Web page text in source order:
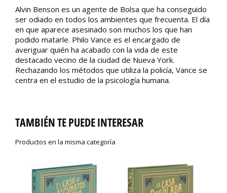
Alvin Benson es un agente de Bolsa que ha conseguido
ser odiado en todos los ambientes que frecuenta. El día
en que aparece asesinado son muchos los que han
podido matarle. Philo Vance es el encargado de
averiguar quién ha acabado con la vida de este
destacado vecino de la ciudad de Nueva York.
Rechazando los métodos que utiliza la policía, Vance se
centra en el estudio de la psicología humana.
TAMBIÉN TE PUEDE INTERESAR
Productos en la misma categoría